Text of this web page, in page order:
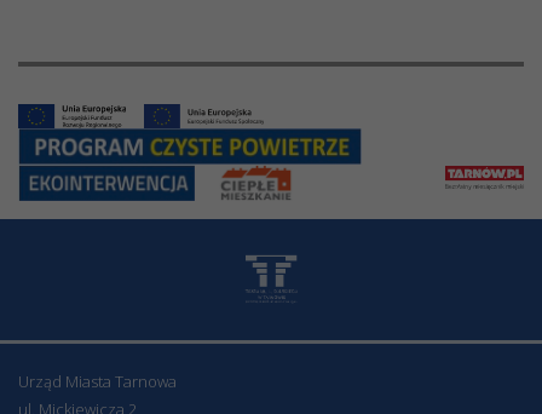
Urząd Miasta Tarnowa
ul. Mickiewicza 2